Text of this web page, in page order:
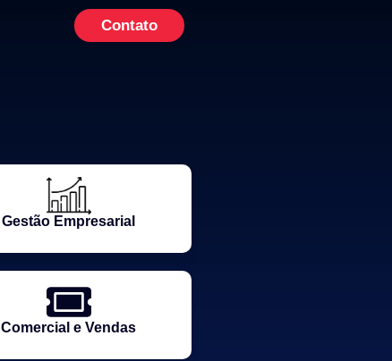
Contato
Gestão Empresarial
Comercial e Vendas